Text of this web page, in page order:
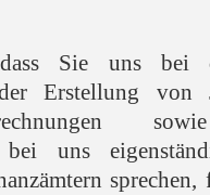
Sie uns bei
Erstellung von
uns